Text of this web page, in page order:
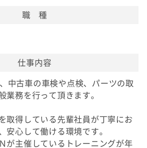
職 種
仕事内容
中古車の車検や点検、パーツの取
業務を行って頂きます。
取得している先輩社員が丁寧にお
安心して働ける環境です。
が主催しているトレーニングが年